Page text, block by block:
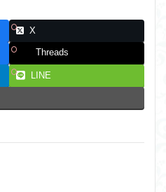
X
Threads
LINE